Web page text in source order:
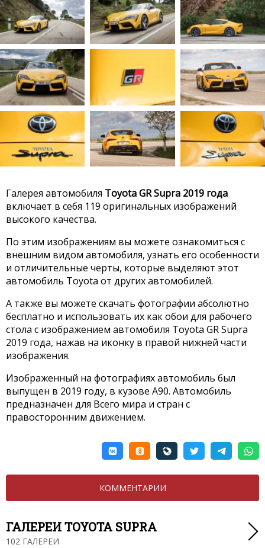
Галерея автомобиля Toyota GR Supra 2019 года
включает в себя 119 оригинальных изображений
высокого качества.
По этим изображениям вы можете ознакомиться с
внешним видом автомобиля, узнать его особенности
и отличительные черты, которые выделяют этот
автомобиль Toyota от других автомобилей.
А также вы можете скачать фотографии абсолютно
бесплатно и использовать их как обои для рабочего
стола с изображением автомобиля Toyota GR Supra
2019 года, нажав на иконку в правой нижней части
изображения.
Изображенный на фотографиях автомобиль был
выпущен в 2019 году, в кузове A90. Автомобиль
предназначен для Всего мира и стран с
правосторонним движением.
КОММЕНТАРИИ
ГАЛЕРЕИ TOYOTA SUPRA
102 ГАЛЕРЕИ